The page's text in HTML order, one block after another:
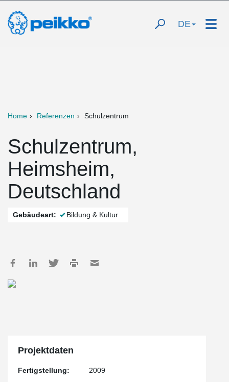
DE
Home Referenzen Schulzentrum
Schulzentrum,
Heimsheim,
Deutschland
Gebäudeart: Bildung & Kultur
Projektdaten
Fertigstellung: 2009